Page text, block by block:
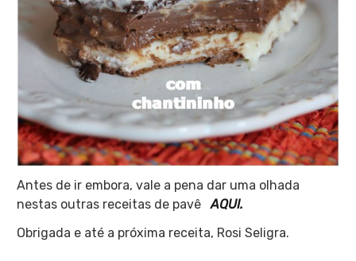
Antes de ir embora, vale a pena dar uma olhada
nestas outras receitas de pavêAQUI.
Obrigada e até a próxima receita, Rosi Seligra.